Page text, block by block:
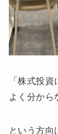
「株式投
よく分から
という方向